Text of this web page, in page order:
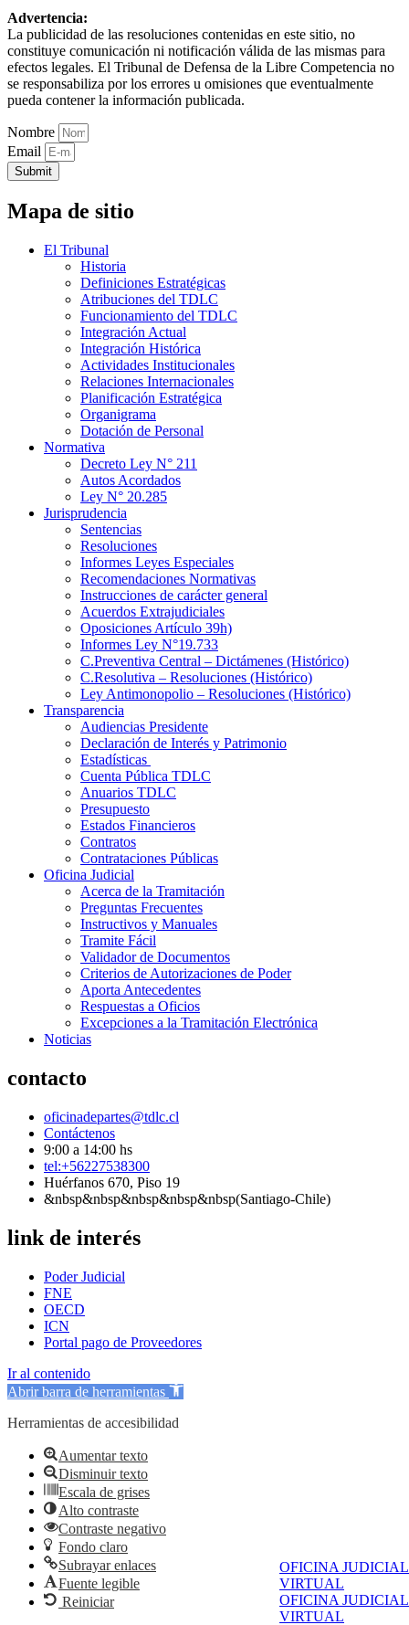
OFICINA JUDICIAL
VIRTUAL
OFICINA JUDICIAL
VIRTUAL
Advertencia:
La publicidad de las resoluciones contenidas en este sitio, no
constituye comunicación ni notificación válida de las mismas para
efectos legales. El Tribunal de Defensa de la Libre Competencia no
se responsabiliza por los errores u omisiones que eventualmente
pueda contener la información publicada.
Nombre
Email
Submit
Mapa de sitio
El Tribunal
Historia
Definiciones Estratégicas
Atribuciones del TDLC
Funcionamiento del TDLC
Integración Actual
Integración Histórica
Actividades Institucionales
Relaciones Internacionales
Planificación Estratégica
Organigrama
Dotación de Personal
Normativa
Decreto Ley N° 211
Autos Acordados
Ley N° 20.285
Jurisprudencia
Sentencias
Resoluciones
Informes Leyes Especiales
Recomendaciones Normativas
Instrucciones de carácter general
Acuerdos Extrajudiciales
Oposiciones Artículo 39h)
Informes Ley N°19.733
C.Preventiva Central – Dictámenes (Histórico)
C.Resolutiva – Resoluciones (Histórico)
Ley Antimonopolio – Resoluciones (Histórico)
Transparencia
Audiencias Presidente
Declaración de Interés y Patrimonio
Estadísticas
Cuenta Pública TDLC
Anuarios TDLC
Presupuesto
Estados Financieros
Contratos
Contrataciones Públicas
Oficina Judicial
Acerca de la Tramitación
Preguntas Frecuentes
Instructivos y Manuales
Tramite Fácil
Validador de Documentos
Criterios de Autorizaciones de Poder
Aporta Antecedentes
Respuestas a Oficios
Excepciones a la Tramitación Electrónica
Noticias
contacto
oficinadepartes@tdlc.cl
Contáctenos
9:00 a 14:00 hs
tel:+56227538300
Huérfanos 670, Piso 19
&nbsp&nbsp&nbsp&nbsp&nbsp(Santiago-Chile)
link de interés
Poder Judicial
FNE
OECD
ICN
Portal pago de Proveedores
Ir al contenido
Abrir barra de herramientas
Herramientas de accesibilidad
Aumentar texto
Disminuir texto
Escala de grises
Alto contraste
Contraste negativo
Fondo claro
Subrayar enlaces
Fuente legible
Reiniciar